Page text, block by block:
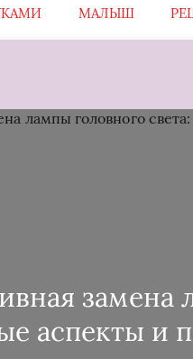
МАЛЫШ
замена
аспекты и